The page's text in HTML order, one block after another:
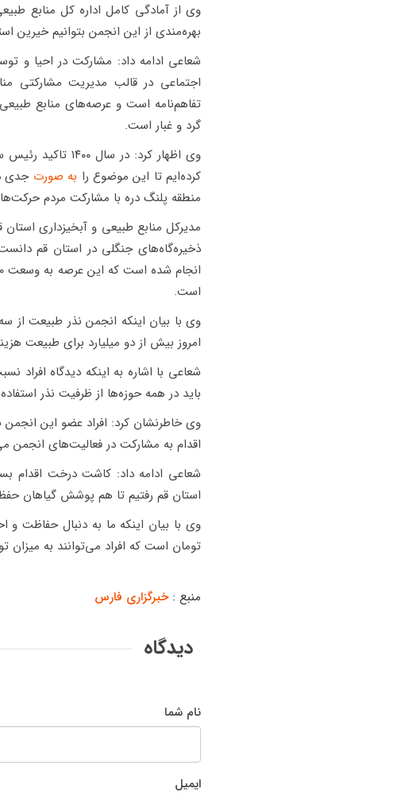
وی از آمادگی کامل اداره‌ کل منابع
بهره‌مندی از این انجمن بتوانیم
شعاعی ادامه داد: مشارکت در احیا و
اجتماعی در قالب مدیریت مشارکتی
تفاهم‌نامه است و عرصه‌های منابع
گرد و غبار است.
وی اظهار کرد:
کرده‌ایم تا این موضوع را به صورت
منطقه پلنگ دره با مشارکت مردم
مدیرکل منابع طبیعی و آبخیزداری
ذخیره‌گاه‌های جنگلی در استان قم
است.
وی با بیان اینکه انجمن نذر طبیعت از
امروز بیش از دو میلیارد برای طبیعت
شعاعی با اشاره به اینکه دیدگاه افراد
باید در همه حوزه‌ها از ظرفیت نذر
وی خاطرنشان کرد: افراد عضو این
اقدام به مشارکت در فعالیت‌های انجمن
شعاعی ادامه داد: کاشت درخت اقدام
استان قم رفتیم تا هم پوشش گیاهان
تومان است که افراد می‌توانند به میزان
منبع :خبرگزاری فارس
دیدگاه
نام شما
ایمیل